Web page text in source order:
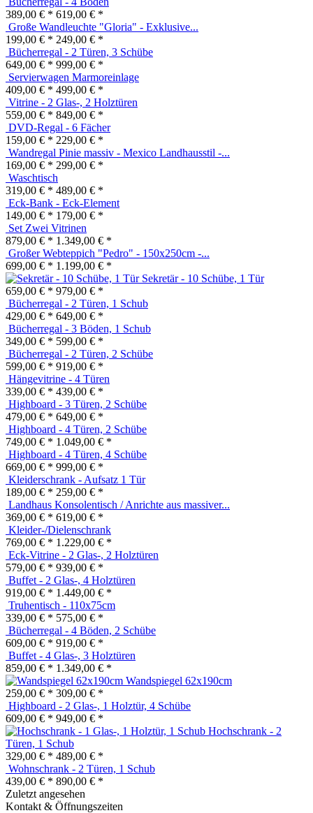
389,00 € * 619,00 € *
Große Wandleuchte "Gloria" - Exklusive...
199,00 € * 249,00 € *
Bücherregal - 2 Türen, 3 Schübe
649,00 € * 999,00 € *
Servierwagen Marmoreinlage
409,00 € * 499,00 € *
Vitrine - 2 Glas-, 2 Holztüren
559,00 € * 849,00 € *
DVD-Regal - 6 Fächer
159,00 € * 229,00 € *
Wandregal Pinie massiv - Mexico Landhausstil -...
169,00 € * 299,00 € *
Waschtisch
319,00 € * 489,00 € *
Eck-Bank - Eck-Element
149,00 € * 179,00 € *
Set Zwei Vitrinen
879,00 € * 1.349,00 € *
Großer Webteppich "Pedro" - 150x250cm -...
699,00 € * 1.199,00 € *
Sekretär - 10 Schübe, 1 Tür
659,00 € * 979,00 € *
Bücherregal - 2 Türen, 1 Schub
429,00 € * 649,00 € *
Bücherregal - 3 Böden, 1 Schub
349,00 € * 599,00 € *
Bücherregal - 2 Türen, 2 Schübe
599,00 € * 919,00 € *
Hängevitrine - 4 Türen
339,00 € * 439,00 € *
Highboard - 3 Türen, 2 Schübe
479,00 € * 649,00 € *
Highboard - 4 Türen, 2 Schübe
749,00 € * 1.049,00 € *
Highboard - 4 Türen, 4 Schübe
669,00 € * 999,00 € *
Kleiderschrank - Aufsatz 1 Tür
189,00 € * 259,00 € *
Landhaus Konsolentisch / Anrichte aus massiver...
369,00 € * 619,00 € *
Kleider-/Dielenschrank
769,00 € * 1.229,00 € *
Eck-Vitrine - 2 Glas-, 2 Holztüren
579,00 € * 939,00 € *
Buffet - 2 Glas-, 4 Holztüren
919,00 € * 1.449,00 € *
Truhentisch - 110x75cm
339,00 € * 575,00 € *
Bücherregal - 4 Böden, 2 Schübe
609,00 € * 919,00 € *
Buffet - 4 Glas-, 3 Holztüren
859,00 € * 1.349,00 € *
Wandspiegel 62x190cm
259,00 € * 309,00 € *
Highboard - 2 Glas-, 1 Holztür, 4 Schübe
609,00 € * 949,00 € *
Hochschrank - 2
Türen, 1 Schub
329,00 € * 489,00 € *
Wohnschrank - 2 Türen, 1 Schub
439,00 € * 890,00 € *
Zuletzt angesehen
Kontakt & Öffnungszeiten